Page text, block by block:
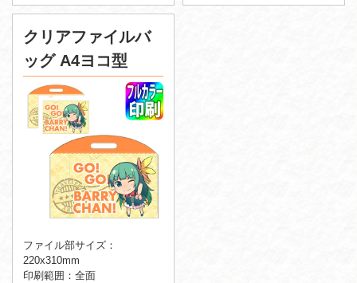
クリアファイルバ
ッグ A4ヨコ型
ファイル部サイズ：
220x310mm
印刷範囲：全面